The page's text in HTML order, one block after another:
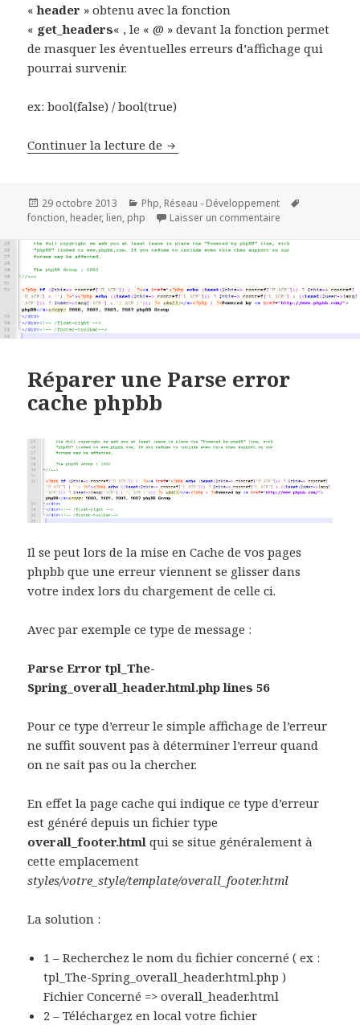
«header » obtenu avec la fonction
« get_headers« , le « @ » devant la fonction permet
de masquer les éventuelles erreurs d’affichage qui
pourrai survenir.
ex: bool(false) / bool(true)
Continuer la lecture de fonction PHP pour tester
Publié
le
29 octobre 2013 Catégories
Php, Réseau - Développement
fonction, header, lien, php Laisser un commentaire
Réparer une Parse error
cache phpbb
Il se peut lors de la mise en Cache de vos pages
phpbb que une erreur viennent se glisser dans
votre index lors du chargement de celle ci.
Avec par exemple ce type de message :
Parse Error tpl_The-
Spring_overall_header.html.php lines 56
Pour ce type d’erreur le simple affichage de l’erreur
ne suffit souvent pas à déterminer l’erreur quand
on ne sait pas ou la chercher.
En effet la page cache qui indique ce type d’erreur
est généré depuis un fichier type
overall_footer.htmlqui se situe généralement à
cette emplacement
styles/votre_style/template/overall_footer.html
La solution :
1 – Recherchez le nom du fichier concerné ( ex :
tpl_The-Spring_overall_header.html.php )
Fichier Concerné => overall_header.html
2 – Téléchargez en local votre fichier